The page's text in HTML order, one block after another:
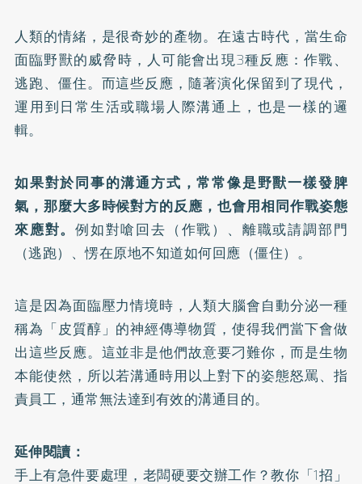
人類的情緒，是很奇妙的產物。在遠古時代，當生命
面臨野獸的威脅時，人可能會出現3種反應：作戰、
逃跑、僵住。而這些反應，隨著演化保留到了現代，
運用到日常生活或職場人際溝通上，也是一樣的邏
輯。
如果對於同事的溝通方式，常常像是野獸一樣發脾
氣，那麼大多時候對方的反應，也會用相同作戰姿態
來應對。例如對嗆回去（作戰）、離職或請調部門
（逃跑）、愣在原地不知道如何回應（僵住）。
這是因為面臨壓力情境時，人類大腦會自動分泌一種
稱為「皮質醇」的神經傳導物質，使得我們當下會做
出這些反應。這並非是他們故意要刁難你，而是生物
本能使然，所以若溝通時用以上對下的姿態怒罵、指
責員工，通常無法達到有效的溝通目的。
延伸閱讀：
手上有急件要處理，老闆硬要交辦工作？教你「1招」